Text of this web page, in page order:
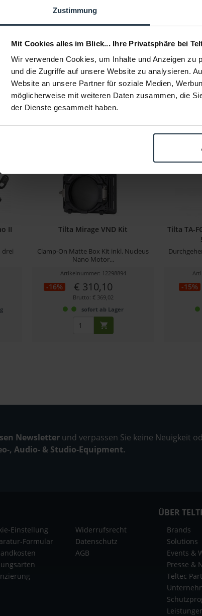
Zustimmung
Mit Cookies alles im Blick... Ihre Privatsphäre bei
Wir verwenden Cookies, um Inhalte und Anzeigen
und die Zugriffe auf unsere Website zu analysieren.
Website an unsere Partner für soziale Medien,
möglicherweise mit weiteren Daten zusammen, die
der Dienste gesammelt haben.
(MB-T16-LS)
(MB-TM-NMA)
A)
II
drei
Tilta Mirage VND Kit
Clamp-On Matte Box Kit inkl. Nucleus
Nano Motor...
Artikelnummer: 12298894
-16% € 310,10
Brutto: € 369,02
sofort ab Lager
Tilta TA-
-15%
Newsletter und verpassen Sie keine Neuigkeit
, Audio- & Studio-Equipment.
Einstellung
Formular
Widerrufsrecht
Datenschutz
AGB
ÜBER
Brands
Solutions
Events &
Presse &
Teltec